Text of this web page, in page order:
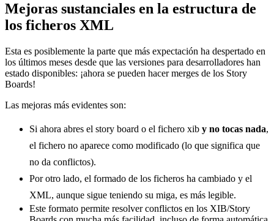
Mejoras sustanciales en la estructura de
los ficheros XML
Esta es posiblemente la parte que más expectación ha despertado en
los últimos meses desde que las versiones para desarrolladores han
estado disponibles: ¡ahora se pueden hacer merges de los Story
Boards!
Las mejoras más evidentes son:
Si ahora abres el story board o el fichero xib y no tocas nada,
el fichero no aparece como modificado (lo que significa que
no da conflictos).
Por otro lado, el formado de los ficheros ha cambiado y el
XML, aunque sigue teniendo su miga, es más legible.
Este formato permite resolver conflictos en los XIB/Story